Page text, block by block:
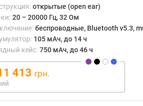
открытые (open ear)
20 – 20000 Гц, 32 Ом
беспроводные, Bluetooth v5.3,
105 мАч, до 14 ч
кейс: 750 мАч, до 46 ч
413 грн.